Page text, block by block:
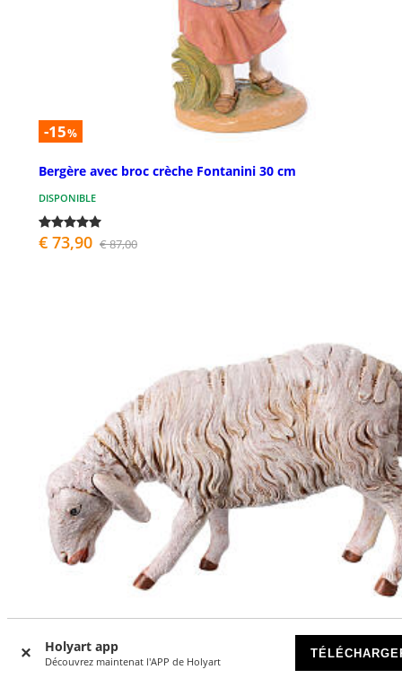
Holyart app
Découvrez maintenat l'APP de Holyart
-15%
Bergère avec broc crèche Fontanini 30 cm
DISPONIBLE
€ 73,90 € 87,00
-17%